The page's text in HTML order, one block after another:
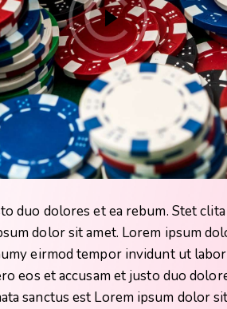
duo dolores et ea rebum. Stet
dolor sit amet. Lorem ipsum
eirmod tempor invidunt ut
eos et accusam et justo duo
sanctus est Lorem ipsum dolor